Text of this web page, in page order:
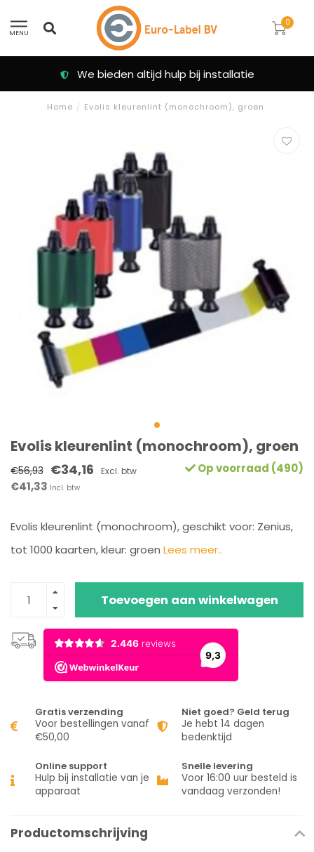
MENU
0
We bieden altijd hulp bij installatie
Home / Evolis kleurenlint (monochroom), groen
Evolis kleurenlint (monochroom), groen
€56,93 €34,16 Excl. btw
€41,33 Incl. btw
Op voorraad (490)
Evolis kleurenlint (monochroom), geschikt voor: Zenius,
tot 1000 kaarten, kleur: groen Lees meer..
Toevoegen aan winkelwagen
Gratis verzending
Voor bestellingen vanaf
€50,00
Niet goed? Geld terug
Je hebt 14 dagen
bedenktijd
Online support
Hulp bij installatie van je
apparaat
Snelle levering
Voor 16:00 uur besteld is
vandaag verzonden!
Productomschrijving